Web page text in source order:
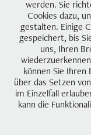
werden. Sie
Cookies dazu,
gestalten. Einige
gespeichert, bis
uns, Ihren
können Sie Ihren
über das Setzen
im Einzelfall
kann die